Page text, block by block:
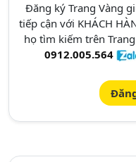
Đăng ký Trang Vàng
tiếp cận với KHÁCH
họ tìm kiếm trên
0912.005.564